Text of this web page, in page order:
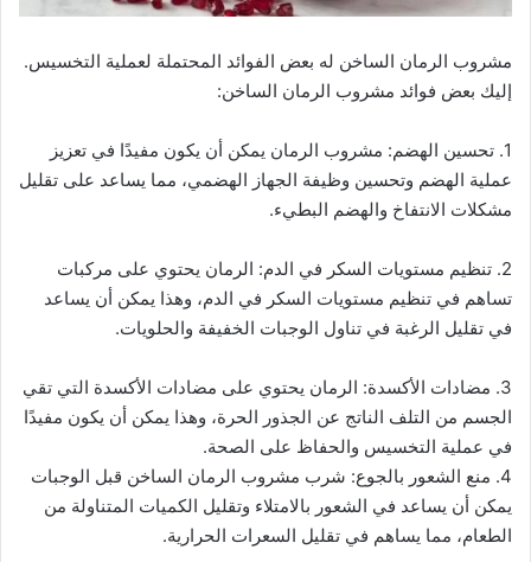
مشروب الرمان الساخن له بعض الفوائد المحتملة لعملية التخسيس.
إليك بعض فوائد مشروب الرمان الساخن:
1. تحسين الهضم: مشروب الرمان يمكن أن يكون مفيدًا في تعزيز
عملية الهضم وتحسين وظيفة الجهاز الهضمي، مما يساعد على تقليل
مشكلات الانتفاخ والهضم البطيء.
2. تنظيم مستويات السكر في الدم: الرمان يحتوي على مركبات
تساهم في تنظيم مستويات السكر في الدم، وهذا يمكن أن يساعد
في تقليل الرغبة في تناول الوجبات الخفيفة والحلويات.
3. مضادات الأكسدة: الرمان يحتوي على مضادات الأكسدة التي تقي
الجسم من التلف الناتج عن الجذور الحرة، وهذا يمكن أن يكون مفيدًا
في عملية التخسيس والحفاظ على الصحة.
4. منع الشعور بالجوع: شرب مشروب الرمان الساخن قبل الوجبات
يمكن أن يساعد في الشعور بالامتلاء وتقليل الكميات المتناولة من
الطعام، مما يساهم في تقليل السعرات الحرارية.